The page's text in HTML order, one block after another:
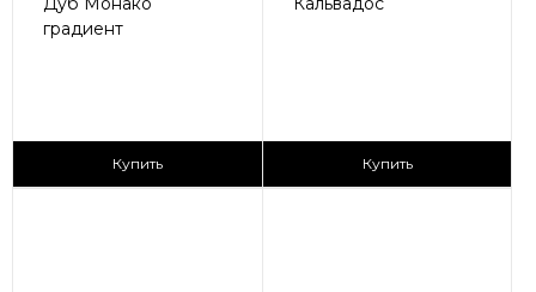
градиент
Купить Купить